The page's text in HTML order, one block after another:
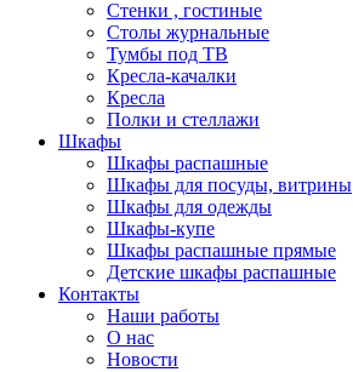
Стенки , гостиные
Столы журнальные
Тумбы под ТВ
Кресла-качалки
Кресла
Полки и стеллажи
Шкафы
Шкафы распашные
Шкафы для посуды, витрины
Шкафы для одежды
Шкафы-купе
Шкафы распашные прямые
Детские шкафы распашные
Контакты
Наши работы
О нас
Новости